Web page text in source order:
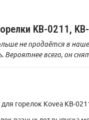
KB-0211,
не продаётся в
Вероятнее всего, он
горелок Kovea KB-